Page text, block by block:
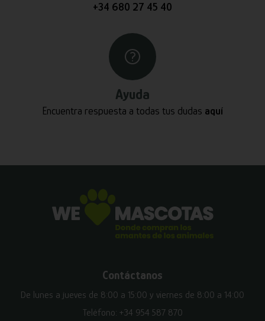
+34 680 27 45 40
Ayuda
Encuentra respuesta a todas tus dudas aquí
Contáctanos
De lunes a jueves de 8:00 a 15:00 y viernes de 8:00 a 14:00
Teléfono: +34 954 587 870